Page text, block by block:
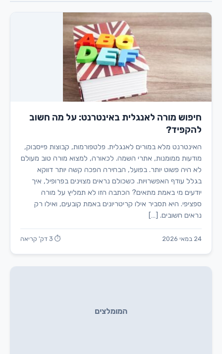
חיפוש מורה לאנגלית באינטרנט: על מה חשוב
להקפיד?
האינטרנט מלא במורים לאנגלית. פלטפורמות, קבוצות פייסבוק,
מודעות ממומנות, אתרי השמה. לכאורה, למצוא מורה טוב מעולם
לא היה פשוט יותר. בפועל, הבחירה הפכה קשה יותר דווקא
בגלל עודף האפשרויות. כשכולם נראים מצוינים בפרופיל, איך
יודעים מי באמת מתאים? הכתבה הזו לא תמליץ על מורה
ספציפי. היא תסביר אילו קריטריונים באמת קובעים, ואילו רק
נראים חשובים. […]
24 במאי 2026 ⏱ 3 דק' קריאה
המומלצים